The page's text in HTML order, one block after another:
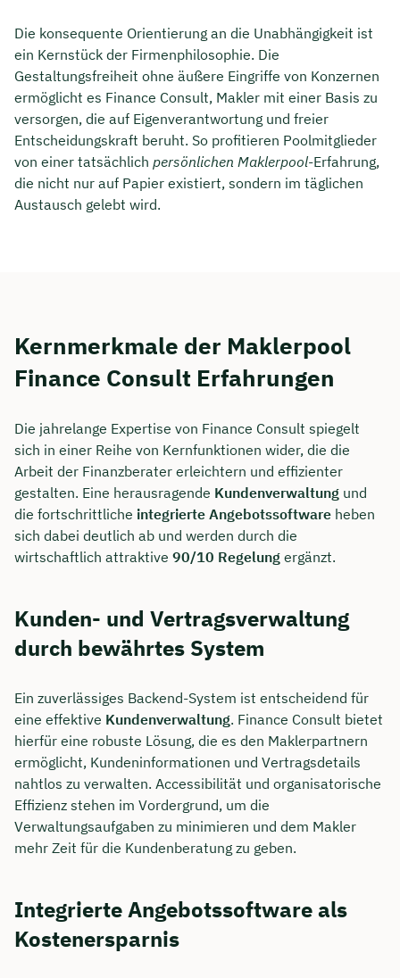
Die konsequente Orientierung an die Unabhängigkeit ist
ein Kernstück der Firmenphilosophie. Die
Gestaltungsfreiheit ohne äußere Eingriffe von Konzernen
ermöglicht es Finance Consult, Makler mit einer Basis zu
versorgen, die auf Eigenverantwortung und freier
Entscheidungskraft beruht. So profitieren Poolmitglieder
von einer tatsächlich persönlichen Maklerpool-Erfahrung,
die nicht nur auf Papier existiert, sondern im täglichen
Austausch gelebt wird.
Kernmerkmale der Maklerpool
Finance Consult Erfahrungen
Die jahrelange Expertise von Finance Consult spiegelt
sich in einer Reihe von Kernfunktionen wider, die die
Arbeit der Finanzberater erleichtern und effizienter
gestalten. Eine herausragende Kundenverwaltung und
die fortschrittliche integrierte Angebotssoftware heben
sich dabei deutlich ab und werden durch die
wirtschaftlich attraktive 90/10 Regelung ergänzt.
Kunden- und Vertragsverwaltung
durch bewährtes System
Ein zuverlässiges Backend-System ist entscheidend für
eine effektive Kundenverwaltung. Finance Consult bietet
hierfür eine robuste Lösung, die es den Maklerpartnern
ermöglicht, Kundeninformationen und Vertragsdetails
nahtlos zu verwalten. Accessibilität und organisatorische
Effizienz stehen im Vordergrund, um die
Verwaltungsaufgaben zu minimieren und dem Makler
mehr Zeit für die Kundenberatung zu geben.
Integrierte Angebotssoftware als
Kostenersparnis